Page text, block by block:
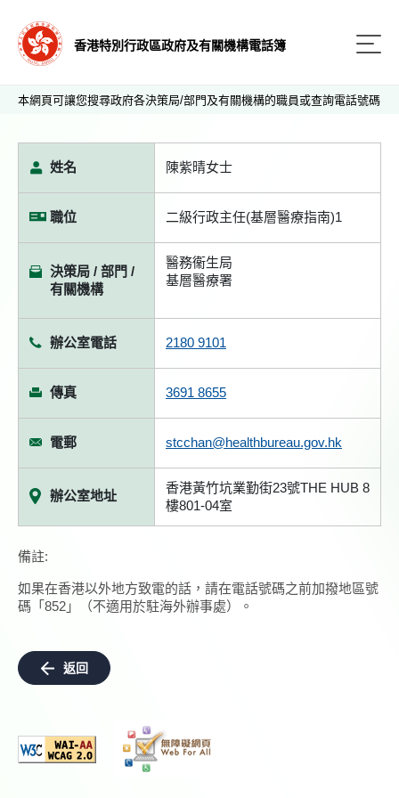
香港特別行政區政府及有關機構電話簿
本網頁可讓您搜尋政府各決策局/部門及有關機構的職員或查詢電話號碼
姓名 陳紫晴女士
職位 二級行政主任(基層醫療指南)1
決策局 / 部門 /
有關機構
醫務衞生局
基層醫療署
辦公室電話 2180 9101
傳真 3691 8655
電郵 stcchan@healthbureau.gov.hk
辦公室地址
香港黃竹坑業勤街23號THE HUB 8
樓801-04室
備註:
如果在香港以外地方致電的話，請在電話號碼之前加撥地區號
碼「852」（不適用於駐海外辦事處）。
返回